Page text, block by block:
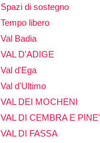
Spazi di sostegno
Tempo libero
Val Badia
VAL D'ADIGE
Val d'Ega
Val d'Ultimo
VAL DEI MOCHENI
VAL DI CEMBRA E PINE'
VAL DI FASSA